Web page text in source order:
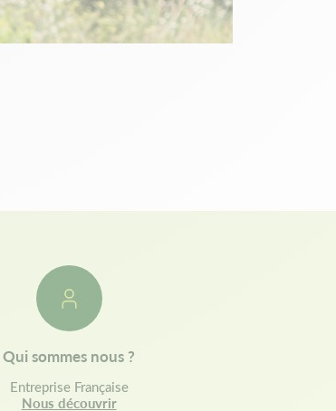
Qui sommes nous ?
Entreprise Française
Nous découvrir